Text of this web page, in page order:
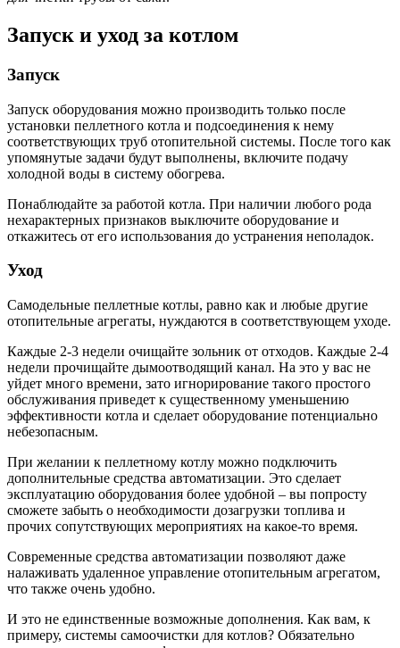
Запуск и уход за котлом
Запуск
Запуск оборудования можно производить только после
установки пеллетного котла и подсоединения к нему
соответствующих труб отопительной системы. После того как
упомянутые задачи будут выполнены, включите подачу
холодной воды в систему обогрева.
Понаблюдайте за работой котла. При наличии любого рода
нехарактерных признаков выключите оборудование и
откажитесь от его использования до устранения неполадок.
Уход
Самодельные пеллетные котлы, равно как и любые другие
отопительные агрегаты, нуждаются в соответствующем уходе.
Каждые 2-3 недели очищайте зольник от отходов. Каждые 2-4
недели прочищайте дымоотводящий канал. На это у вас не
уйдет много времени, зато игнорирование такого простого
обслуживания приведет к существенному уменьшению
эффективности котла и сделает оборудование потенциально
небезопасным.
При желании к пеллетному котлу можно подключить
дополнительные средства автоматизации. Это сделает
эксплуатацию оборудования более удобной – вы попросту
сможете забыть о необходимости дозагрузки топлива и
прочих сопутствующих мероприятиях на какое-то время.
Современные средства автоматизации позволяют даже
налаживать удаленное управление отопительным агрегатом,
что также очень удобно.
И это не единственные возможные дополнения. Как вам, к
примеру, системы самоочистки для котлов? Обязательно